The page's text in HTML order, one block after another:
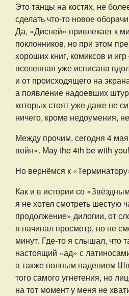
Это танцы на костях, не
сделать что-то новое
Да, «Дисней» привлекает к
поклонников, но при этом
хороших книг, комиксов и
вселенная уже исписана
и от происходящего на
а появление надоевших
которых стоят уже даже не
ничего, кроме недоумения,
Между прочим, сегодня 4
войн». May the 4th be with you!
Но вернёмся к
Как и в истории со
я не хотел смотреть шестую
продолжение» дилогии, от
я начинал просмотр, но не
минут. Где-то я слышал, что
настоящий «ад» с
а также полным падением
того самого угнетения, но
на тот момент у меня не